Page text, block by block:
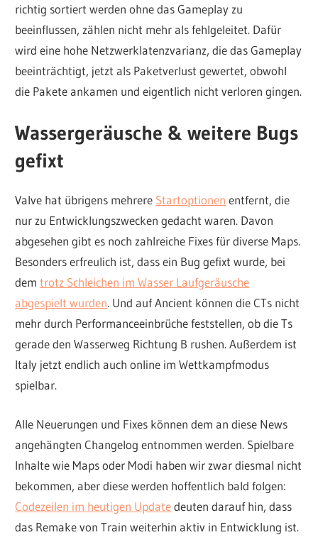
richtig sortiert werden ohne das Gameplay zu
beeinflussen, zählen nicht mehr als fehlgeleitet. Dafür
wird eine hohe Netzwerklatenzvarianz, die das Gameplay
beeinträchtigt, jetzt als Paketverlust gewertet, obwohl
die Pakete ankamen und eigentlich nicht verloren gingen.
Wassergeräusche & weitere Bugs
gefixt
Valve hat übrigens mehrere Startoptionen entfernt, die
nur zu Entwicklungszwecken gedacht waren. Davon
abgesehen gibt es noch zahlreiche Fixes für diverse Maps.
Besonders erfreulich ist, dass ein Bug gefixt wurde, bei
demtrotz Schleichen im Wasser Laufgeräusche
abgespielt wurden. Und auf Ancient können die CTs nicht
mehr durch Performanceeinbrüche feststellen, ob die Ts
gerade den Wasserweg Richtung B rushen. Außerdem ist
Italy jetzt endlich auch online im Wettkampfmodus
spielbar.
Alle Neuerungen und Fixes können dem an diese News
angehängten Changelog entnommen werden. Spielbare
Inhalte wie Maps oder Modi haben wir zwar diesmal nicht
bekommen, aber diese werden hoffentlich bald folgen:
Codezeilen im heutigen Updatedeuten darauf hin, dass
das Remake von Train weiterhin aktiv in Entwicklung ist.